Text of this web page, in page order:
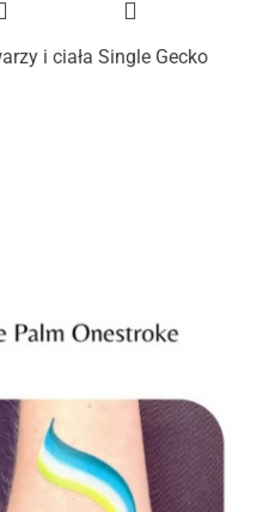
i ciała Single Gecko